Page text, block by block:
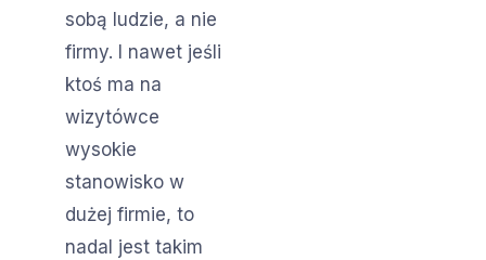
sobą ludzie, a nie
firmy. I nawet jeśli
ktoś ma na
wizytówce
wysokie
stanowisko w
dużej firmie, to
nadal jest takim